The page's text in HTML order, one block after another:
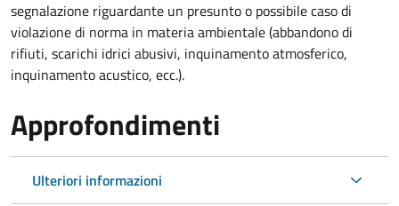
segnalazione riguardante un presunto o possibile caso di
violazione di norma in materia ambientale (abbandono di
rifiuti, scarichi idrici abusivi, inquinamento atmosferico,
inquinamento acustico, ecc.).
Approfondimenti
Ulteriori informazioni